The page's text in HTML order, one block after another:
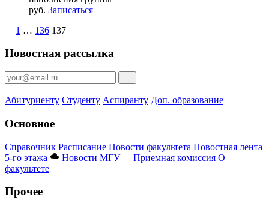
руб. Записаться
1 … 136 137
Новостная рассылка
Абитуриенту Студенту Аспиранту Доп. образование
Основное
Справочник Расписание Новости факультета Новостная лента
5-го этажа
Новости МГУ Приемная комиссия О
факультете
Прочее